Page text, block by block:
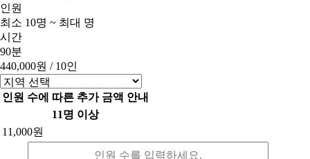
인원
최소 10명 ~ 최대 명
시간
90분
440,000원 / 10인
인원 수에 따른 추가 금액 안내
11명 이상
11,000원